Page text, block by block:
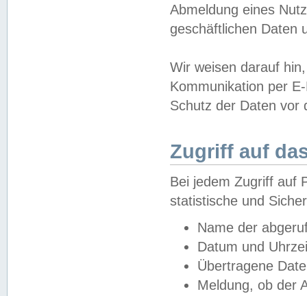
Abmeldung eines
geschäftlichen Daten
Wir weisen darauf
Kommunikation per
Schutz der Daten vor
Zugriff auf
Bei jedem Zugriff auf
statistische und
Name der
Datum und
Übertragene
Meldung, ob der